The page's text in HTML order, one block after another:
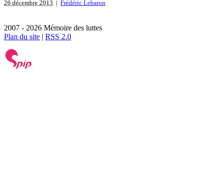
26 décembre 2013 | Frédéric Lebaron
2007 - 2026 Mémoire des luttes
Plan du site | RSS 2.0